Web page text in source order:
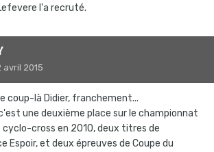
l'a recruté.
avril 2015
coup-là Didier, franchement...
une deuxième place sur le championnat
cyclo-cross en 2010, deux titres de
Espoir, et deux épreuves de Coupe du